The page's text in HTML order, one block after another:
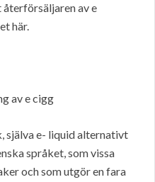
av e
här.
av e cigg
själva e- liquid alternativt
språket, som vissa
och som utgör en fara